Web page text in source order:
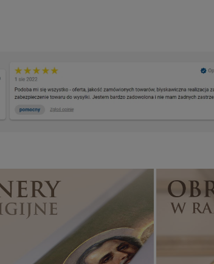
Banery religijne